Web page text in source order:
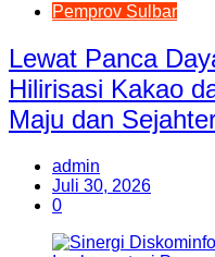
Pemprov Sulbar
Lewat Panca
Hilirisasi Kakao
Maju dan
admin
Juli 30, 2026
0